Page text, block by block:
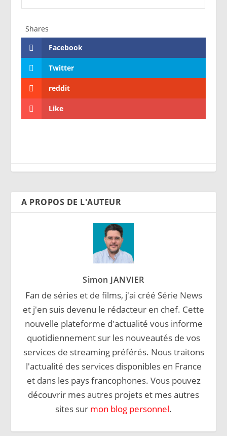
Shares
Facebook
Twitter
reddit
Like
A PROPOS DE L'AUTEUR
Simon JANVIER
Fan de séries et de films, j'ai créé Série News
et j'en suis devenu le rédacteur en chef. Cette
nouvelle plateforme d'actualité vous informe
quotidiennement sur les nouveautés de vos
services de streaming préférés. Nous traitons
l'actualité des services disponibles en France
et dans les pays francophones. Vous pouvez
découvrir mes autres projets et mes autres
sites sur mon blog personnel.